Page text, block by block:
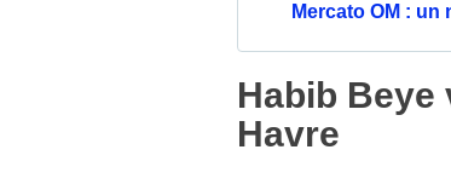
Mercato OM :
Habib Beye
Havre